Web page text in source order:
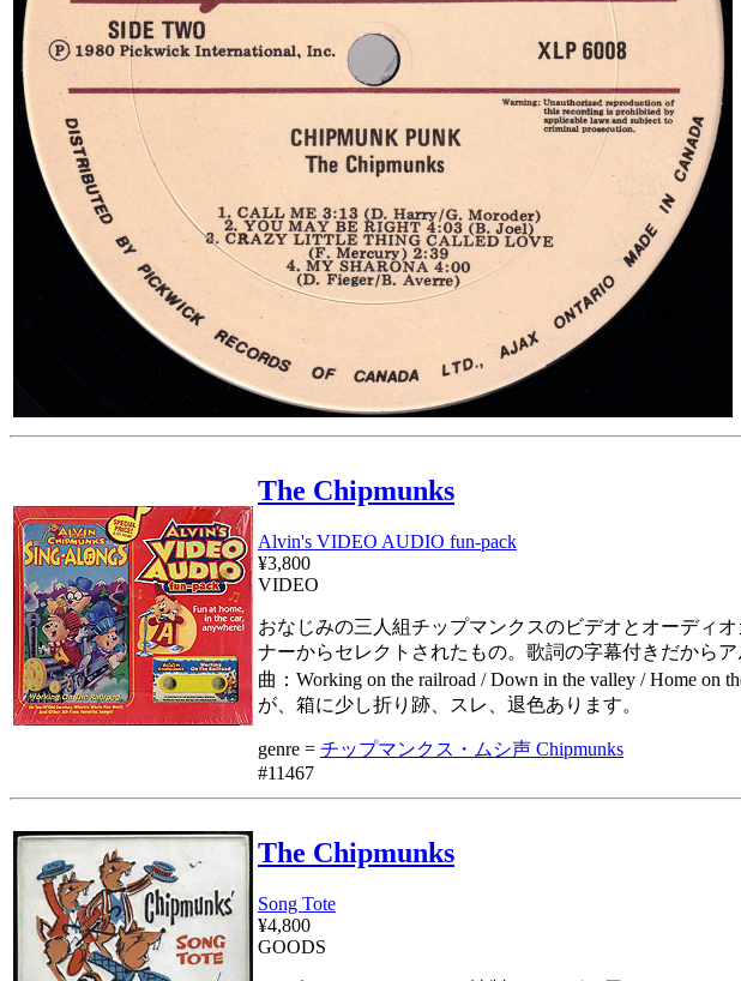
The Chipmunks
Alvin's VIDEO AUDIO fun-pack
¥3,800
VIDEO
おなじみの三人組チップマンクスのビデオとオーディ
ナーからセレクトされたもの。歌詞の字幕付きだから
曲：Working on the railroad / Down in the valley / Home on
が、箱に少し折り跡、スレ、退色あります。
genre = チップマンクス・ムシ声 Chipmunks
#11467
The Chipmunks
Song Tote
¥4,800
GOODS